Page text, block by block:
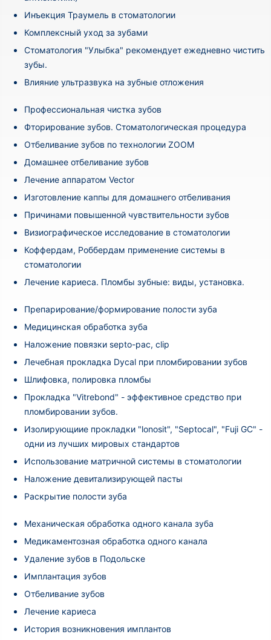
Инъекция Траумель в стоматологии
Комплексный уход за зубами
Стоматология "Улыбка" рекомендует ежедневно чистить
зубы.
Влияние ультразвука на зубные отложения
Профессиональная чистка зубов
Фторирование зубов. Стоматологическая процедура
Отбеливание зубов по технологии ZOOM
Домашнее отбеливание зубов
Лечение аппаратом Vector
Изготовление каппы для домашнего отбеливания
Причинами повышенной чувствительности зубов
Визиографическое исследование в стоматологии
Коффердам, Роббердам применение системы в
стоматологии
Лечение кариеса. Пломбы зубные: виды, установка.
Препарирование/формирование полости зуба
Медицинская обработка зуба
Наложение повязки septo-pac, clip
Лечебная прокладка Dycal при пломбировании зубов
Шлифовка, полировка пломбы
Прокладка "Vitrebond" - эффективное средство при
пломбировании зубов.
Изолирующиие прокладки "lonosit", "Septocal", "Fuji GC" -
одни из лучших мировых стандартов
Использование матричной системы в стоматологии
Наложение девитализирующей пасты
Раскрытие полости зуба
Механическая обработка одного канала зуба
Медикаментозная обработка одного канала
Удаление зубов в Подольске
Имплантация зубов
Отбеливание зубов
Лечение кариеса
История возникновения имплантов